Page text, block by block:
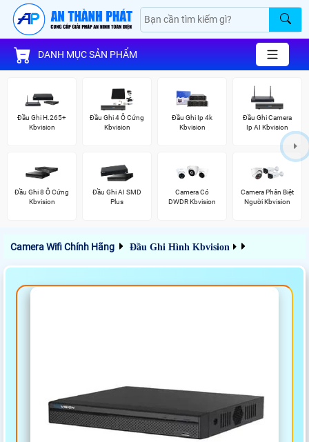
DANH MỤC SẢN PHẨM
Đầu Ghi H.265+
Kbvision
Đầu Ghi 4 Ổ Cứng
Kbvision
Đầu Ghi Ip 4k
Kbvision
Đầu Ghi Camera
Ip AI Kbvision
Đầu Ghi 8 Ổ Cứng
Kbvision
Đầu Ghi AI SMD
Plus
Camera Có
DWDR Kbvision
Camera Phân Biệt
Người Kbvision
Camera Wifi Chính Hãng Đầu Ghi Hình Kbvision